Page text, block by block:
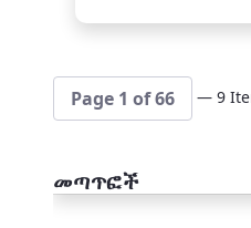
Page 1 of 66 — 9
መጣጥፎች